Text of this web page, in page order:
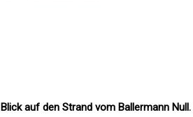
auf den Strand vom Ballermann Null.